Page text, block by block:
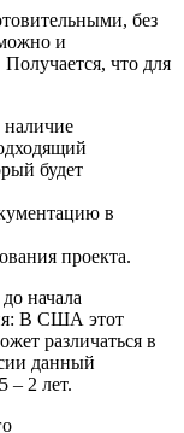
без
и
Получается, что для
наличие
будет
в
проекта.
начала
В США этот
различаться в
данный
– 2 лет.